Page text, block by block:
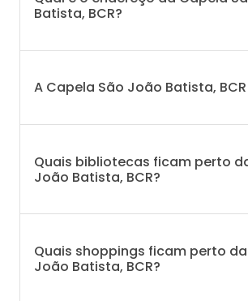
Batista, BCR?
A Capela São João Batista,
Quais bibliotecas ficam perto
João Batista, BCR?
Quais shoppings ficam perto
João Batista, BCR?